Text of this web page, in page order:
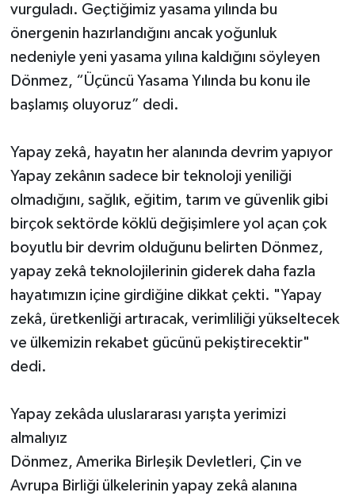
vurguladı. Geçtiğimiz yasama yılında bu
önergenin hazırlandığını ancak yoğunluk
nedeniyle yeni yasama yılına kaldığını söyleyen
Dönmez, “Üçüncü Yasama Yılında bu konu ile
başlamış oluyoruz” dedi.
Yapay zekâ, hayatın her alanında devrim yapıyor
Yapay zekânın sadece bir teknoloji yeniliği
olmadığını, sağlık, eğitim, tarım ve güvenlik gibi
birçok sektörde köklü değişimlere yol açan çok
boyutlu bir devrim olduğunu belirten Dönmez,
yapay zekâ teknolojilerinin giderek daha fazla
hayatımızın içine girdiğine dikkat çekti. "Yapay
zekâ, üretkenliği artıracak, verimliliği yükseltecek
ve ülkemizin rekabet gücünü pekiştirecektir"
dedi.
Yapay zekâda uluslararası yarışta yerimizi
almalıyız
Dönmez, Amerika Birleşik Devletleri, Çin ve
Avrupa Birliği ülkelerinin yapay zekâ alanına